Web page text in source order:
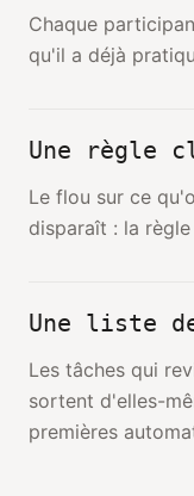
Chaque
qu'il a déjà
Une règle
Le flou sur ce
disparaît : la
Une liste
Les tâches qui
sortent d'elles-
premières